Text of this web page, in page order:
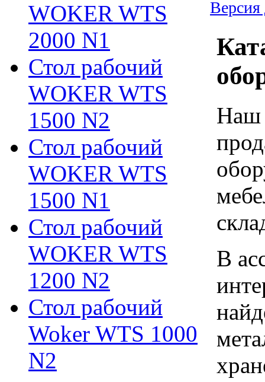
WOKER WTS
2000 N1
Стол рабочий
WOKER WTS
1500 N2
Стол рабочий
WOKER WTS
1500 N1
Стол рабочий
WOKER WTS
1200 N2
Стол рабочий
Woker WTS 1000
N2
Версия
Наш
В